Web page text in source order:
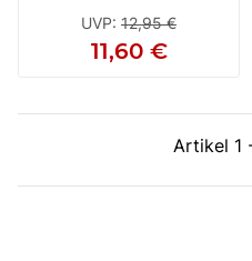
UVP: 12,95 €
11,60 €
Artikel 1